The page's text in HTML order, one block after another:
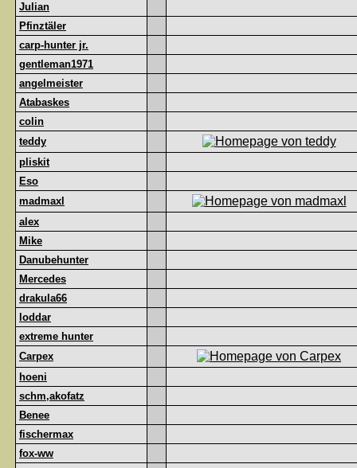
Julian
Pfinztäler
carp-hunter jr.
gentleman1971
angelmeister
Atabaskes
colin
teddy
pliskit
Eso
madmaxl
alex
Mike
Danubehunter
Mercedes
drakula66
loddar
extreme hunter
Carpex
hoeni
schm,akofatz
Benee
fischermax
fox-ww